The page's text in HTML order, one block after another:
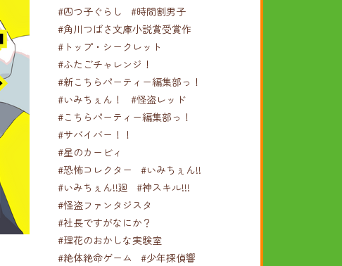
#四つ子ぐらし
#時間割男子
#角川つばさ文庫小説賞受賞作
#トップ・シークレット
#ふたごチャレンジ！
#新こちらパーティー編集部っ！
#いみちぇん！
#怪盗レッド
#こちらパーティー編集部っ！
#サバイバー！！
#星のカービィ
#恐怖コレクター
#いみちぇん!!
#いみちぇん!!廻
#神スキル!!!
#怪盗ファンタジスタ
#社長ですがなにか？
#理花のおかしな実験室
#絶体絶命ゲーム
#少年探偵響